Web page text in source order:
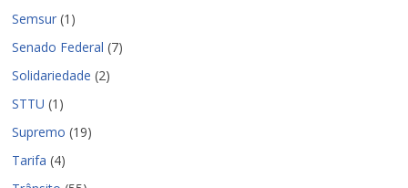
Semsur (1)
Senado Federal (7)
Solidariedade (2)
STTU (1)
Supremo (19)
Tarifa (4)